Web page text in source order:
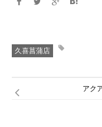
久喜菖蒲店
アク